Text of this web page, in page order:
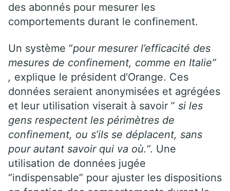
des abonnés pour mesurer les
comportements durant le confinement.
Un système “pour mesurer l’efficacité des
mesures de confinement, comme en Italie”
, explique le président d’Orange. Ces
données seraient anonymisées et agrégées
et leur utilisation viserait à savoir ” si les
gens respectent les périmètres de
confinement, ou s’ils se déplacent, sans
pour autant savoir qui va où.“. Une
utilisation de données jugée
“indispensable” pour ajuster les dispositions